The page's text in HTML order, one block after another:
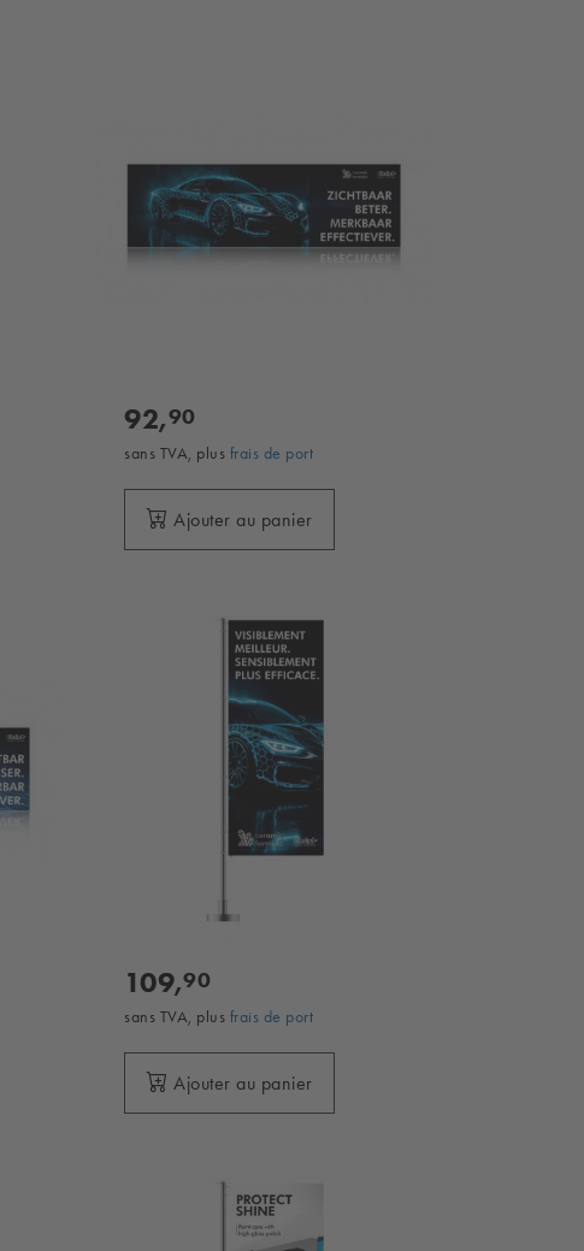
92,90
sans TVA, plus frais de port
Ajouter au panier
109,90
sans TVA, plus frais de port
Ajouter au panier